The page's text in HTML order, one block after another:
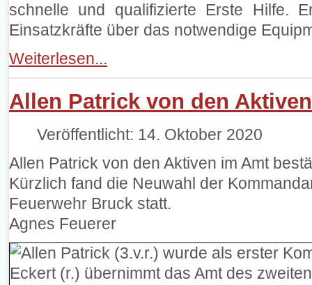
schnelle und qualifizierte Erste Hilfe.
Einsatzkräfte über das notwendige
Weiterlesen...
Allen Patrick von den
Veröffentlicht: 14. Oktober 2020
Allen Patrick von den Aktiven im Amt
Kürzlich fand die Neuwahl der
Feuerwehr Bruck statt.
Agnes Feuerer